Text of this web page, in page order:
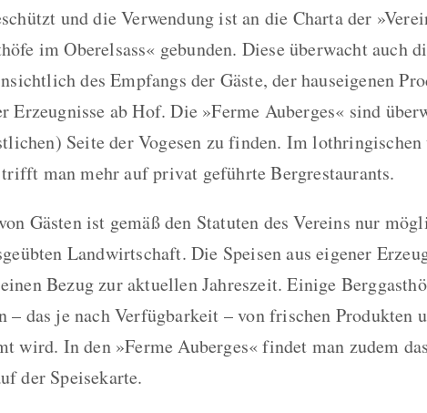
und die Verwendung ist an die Charta der
im Oberelsass« gebunden. Diese überwacht auch
des Empfangs der Gäste, der hauseigenen
Erzeugnisse ab Hof. Die »Ferme Auberges« sind
Seite der Vogesen zu finden. Im lothringischen
man mehr auf privat geführte Bergrestaurants.
Gästen ist gemäß den Statuten des Vereins nur
Landwirtschaft. Die Speisen aus eigener
Bezug zur aktuellen Jahreszeit. Einige
– das je nach Verfügbarkeit – von frischen Produkten
wird. In den »Ferme Auberges« findet man zudem
der Speisekarte.